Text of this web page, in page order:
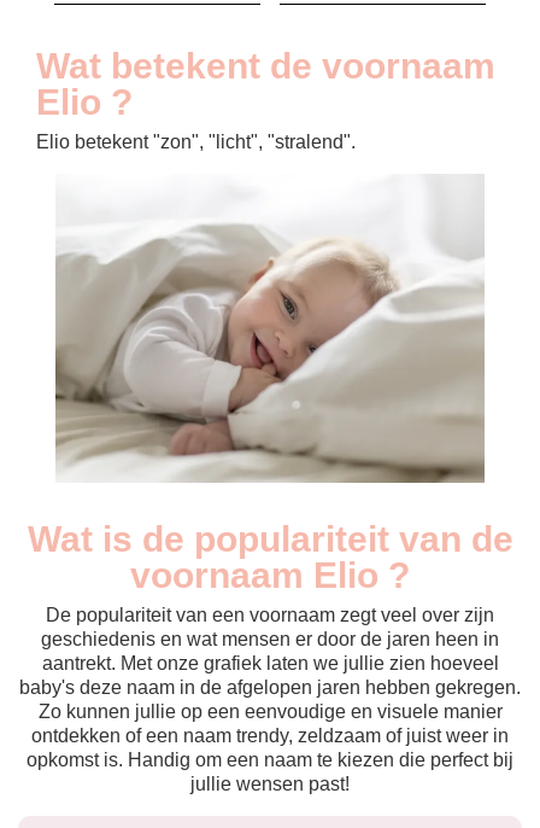
Wat betekent de voornaam
Elio ?
Elio betekent "zon", "licht", "stralend".
Wat is de populariteit van de
voornaam Elio ?
De populariteit van een voornaam zegt veel over zijn
geschiedenis en wat mensen er door de jaren heen in
aantrekt. Met onze grafiek laten we jullie zien hoeveel
baby's deze naam in de afgelopen jaren hebben gekregen.
Zo kunnen jullie op een eenvoudige en visuele manier
ontdekken of een naam trendy, zeldzaam of juist weer in
opkomst is. Handig om een naam te kiezen die perfect bij
jullie wensen past!
Année
Nouveaux-
nés
2011
7
2012
6
2013
5
2014
6
2015
9
2016
7
2017
12